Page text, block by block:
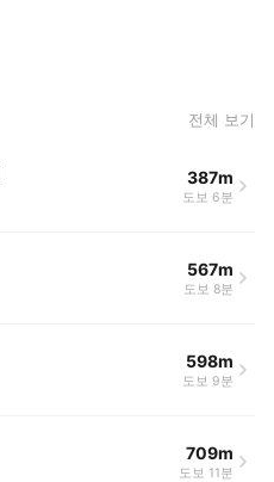
전체 보기
387m
도보 6분
567m
도보 8분
598m
도보 9분
709m
도보 11분